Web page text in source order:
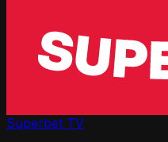
Superbet TV